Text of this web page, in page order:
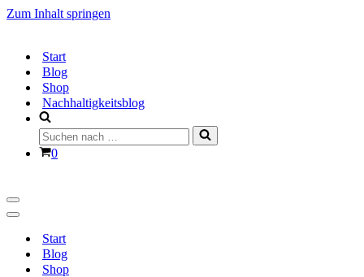
Zum Inhalt springen
Start
Blog
Shop
Nachhaltigkeitsblog
Suchen
nach …
Warenkorb
0
Navigationsmenü
Navigationsmenü
Start
Blog
Shop